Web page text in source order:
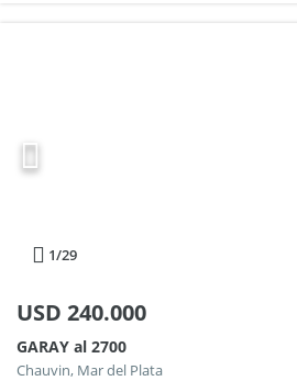
1/29
USD 240.000
GARAY al 2700
Chauvin, Mar del Plata